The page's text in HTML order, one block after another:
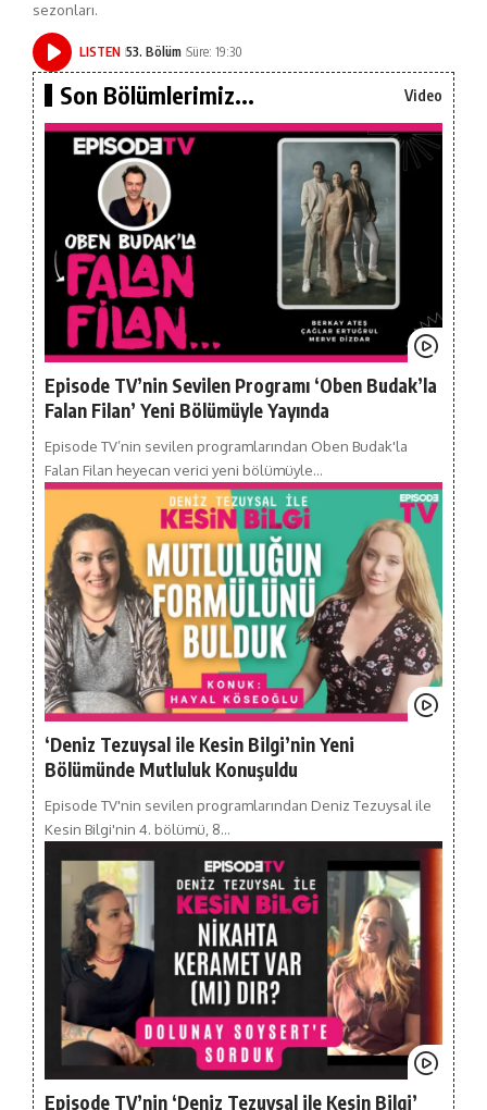
sezonları.
LISTEN 53. Bölüm Süre: 19:30
Son Bölümlerimiz... Video
Episode TV’nin Sevilen Programı ‘Oben Budak’la
Falan Filan’ Yeni Bölümüyle Yayında
Episode TV’nin sevilen programlarından Oben Budak'la
Falan Filan heyecan verici yeni bölümüyle…
‘Deniz Tezuysal ile Kesin Bilgi’nin Yeni
Bölümünde Mutluluk Konuşuldu
Episode TV'nin sevilen programlarından Deniz Tezuysal ile
Kesin Bilgi'nin 4. bölümü, 8…
Episode TV’nin ‘Deniz Tezuysal ile Kesin Bilgi’